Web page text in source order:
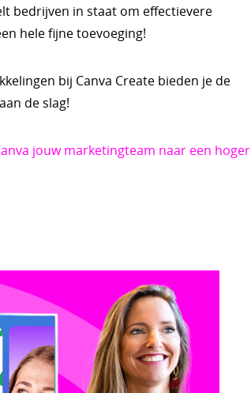
bedrijven in staat om effectievere
hele fijne toevoeging!
bij Canva Create bieden je de
de slag!
jouw marketingteam naar een hoger